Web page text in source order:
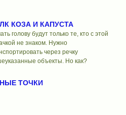
КОЗА И КАПУСТА
голову будут только те, кто с этой
не знаком. Нужно
через речку
объекты. Но как?
ТОЧКИ